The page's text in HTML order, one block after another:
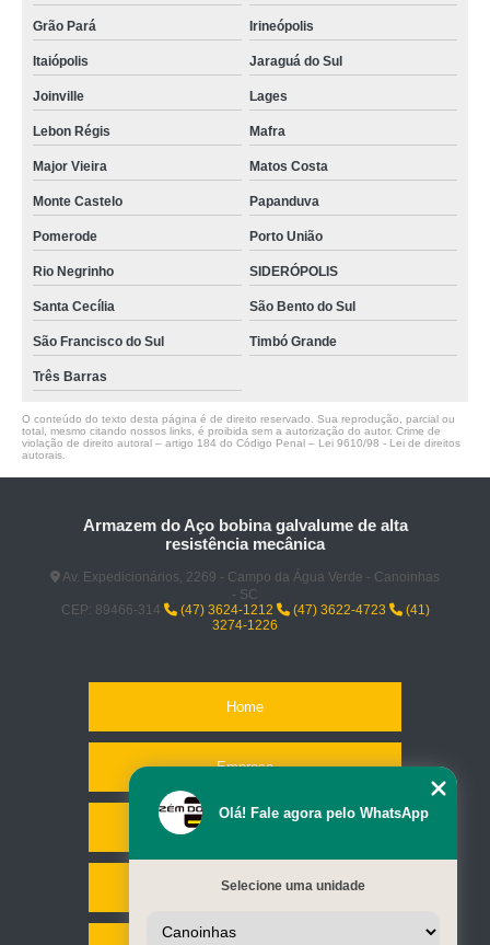
Grão Pará Irineópolis
Itaiópolis Jaraguá do Sul
Joinville Lages
Lebon Régis Mafra
Major Vieira Matos Costa
Monte Castelo Papanduva
Pomerode Porto União
Rio Negrinho SIDERÓPOLIS
Santa Cecília São Bento do Sul
São Francisco do Sul Timbó Grande
Três Barras
O conteúdo do texto desta página é de direito reservado. Sua reprodução, parcial ou
total, mesmo citando nossos links, é proibida sem a autorização do autor. Crime de
violação de direito autoral – artigo 184 do Código Penal – Lei 9610/98 - Lei de direitos
autorais
Armazem do Aço bobina galvalume de alta
resistência mecânica
Av. Expedicionários, 2269 - Campo da Água Verde - Canoinhas
- SC
CEP: 89466-314
(47) 3624-1212 (47) 3622-4723
(41)
3274-1226
Home
Empresa
Serviços
Olá! Fale agora pelo WhatsApp
Selecione uma unidade